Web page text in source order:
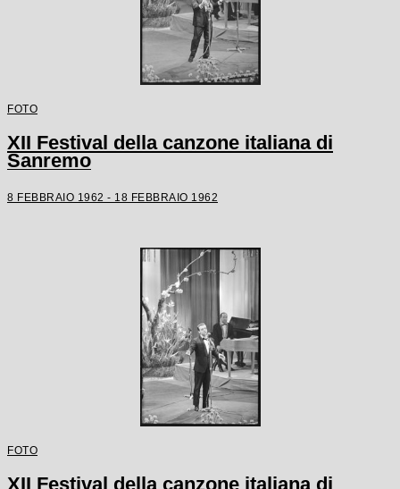
FOTO
XII Festival della canzone italiana di
Sanremo
8 FEBBRAIO 1962 - 18 FEBBRAIO 1962
FOTO
XII Festival della canzone italiana di